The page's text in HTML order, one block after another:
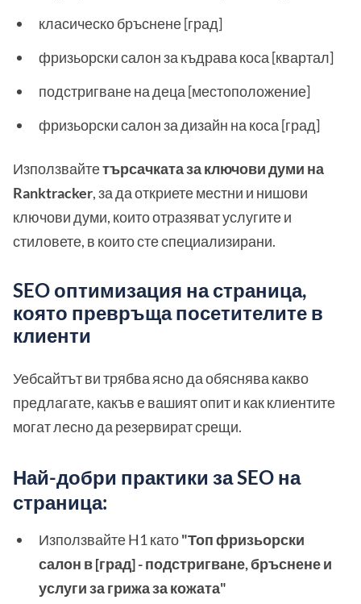
класическо бръснене [град]
фризьорски салон за къдрава коса [квартал]
подстригване на деца [местоположение]
фризьорски салон за дизайн на коса [град]
Използвайтетърсачката за ключови думи на
Ranktracker, за да откриете местни и нишови
ключови думи, които отразяват услугите и
стиловете, в които сте специализирани.
SEO оптимизация на страница,
която превръща посетителите в
клиенти
Уебсайтът ви трябва ясно да обяснява какво
предлагате, какъв е вашият опит и как клиентите
могат лесно да резервират срещи.
Най-добри практики за SEO на
страница:
Използвайте H1 като"Топ фризьорски
салон в [град] - подстригване, бръснене и
услуги за грижа за кожата"